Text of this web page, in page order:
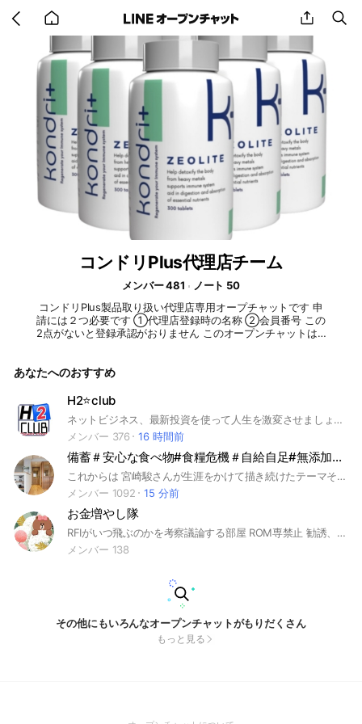
back
to
home
share
コンドリPlus代理店チーム
メンバー 481
ノート 50
コンドリPlus製品取り扱い代理店専用オープチャットです 申
請には２つ必要です ①代理店登録時の名称 ②会員番号 この
2点がないと登録承認がおりません このオープンチャットはG
制退会になります。製品の質問は別のオプチャでお願い他の条
あなたへのおすすめ
H2⭐️club
ネットビジネス、最新投資を使って人生を激変させましょう！仲間とノウハウ、情報を惜しみなくお届けします。
メンバー 376
16 時間前
備蓄＃安心な食べ物#食糧危機＃自給自足#無添加🍀健康生活雑談
これからは 宮崎駿さんが生涯をかけて描き続けたテーマそのものです── 「一人ひとりが、どう生きていくか」 これからは もう誰もが同じである必要はありません。 画一的な正解を追いかける時代は終わり、 それぞれの個性が、まるで星のように輝き合う時代がやってきます。 調和の文明が、2032年。 ここ日本🇯🇵から、静かに、しかし確実に始まります。 この備蓄安心部屋にいらっしゃる皆さまは、 まさにその先駆者であり、 日本を、いや世界をリードする灯台のような存在だと、 心からそう思っています。 高い意識を持ち、 食べものへの深い知識と敬意を携え、 自然と共生する生き方をすでに体現されている。 だからこそ、 これからの時代は、 「どう消費するか」ではなく、 「どう生きるか」を問われる。 私たちはもう、 大量生産・大量消費の価値観に縛られる必要はありません。 自分の手で選び、 自分の心で感じ、 自分の言葉で語る。 それが、個性が光るということ。 それが、調和の文明の第一歩です。 2032年を待つ必要はありません。 今、この瞬間から、 ここにいる私たち一人ひとりが、 新しい時代の種を蒔いているのです。 どうか、これからも 自分らしい輝きを、 決して曇らせないでください。 日本から、世界を変える。 その最前線に、私たちは立っている。 一緒に、歩んでいきましょう 無力だと感じて「どうせ何をしても変わらない」と諦めてしまうのではなく、 まずは「自分にできる小さなこと」から始めるしかないですよね。 たとえば、 ・できるだけ近所の個人商店で買い物をする ・地元でとれた野菜や加工品を選ぶ ・顔の見える生産者さんから直接買う ・使い捨てではなく、長く使えるものを選ぶ ・ゴミを減らし、資源を大切にする暮らしを心がける こういう一つひとつの選択が、実はものすごく大きな力になっていくんです。 大事なのは、まず「知ること」。 問題の本質を知り、自分ごととして捉えること。 そこから一人ひとりの意識が変わり、行動が変わり、やがて社会全体が動き出す。 完璧じゃなくていいんです。 100点
メンバー 1092
15 分前
お金増やし隊
RFIがいつ飛ぶのかを考察議論する部屋 ROM専禁止 勧誘、勧誘と疑われる発言禁止
メンバー 138
その他にもいろんなオープンチャットがもりだくさん
もっと見る